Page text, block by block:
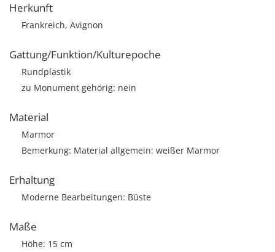
Herkunft
Frankreich, Avignon
Gattung/Funktion/Kulturepoche
Rundplastik
zu Monument gehörig: nein
Material
Marmor
Bemerkung: Material allgemein: weißer Marmor
Erhaltung
Moderne Bearbeitungen: Büste
Maße
Höhe: 15 cm